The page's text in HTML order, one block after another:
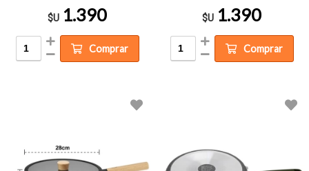
$U 1.390
Comprar
$U 1.390
Comprar